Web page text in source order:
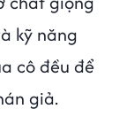
kỹ năng
cô đều để
giả.